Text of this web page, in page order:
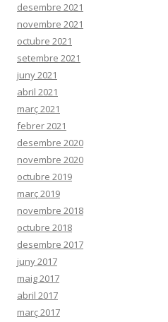
desembre 2021
novembre 2021
octubre 2021
setembre 2021
juny 2021
abril 2021
març 2021
febrer 2021
desembre 2020
novembre 2020
octubre 2019
març 2019
novembre 2018
octubre 2018
desembre 2017
juny 2017
maig 2017
abril 2017
març 2017